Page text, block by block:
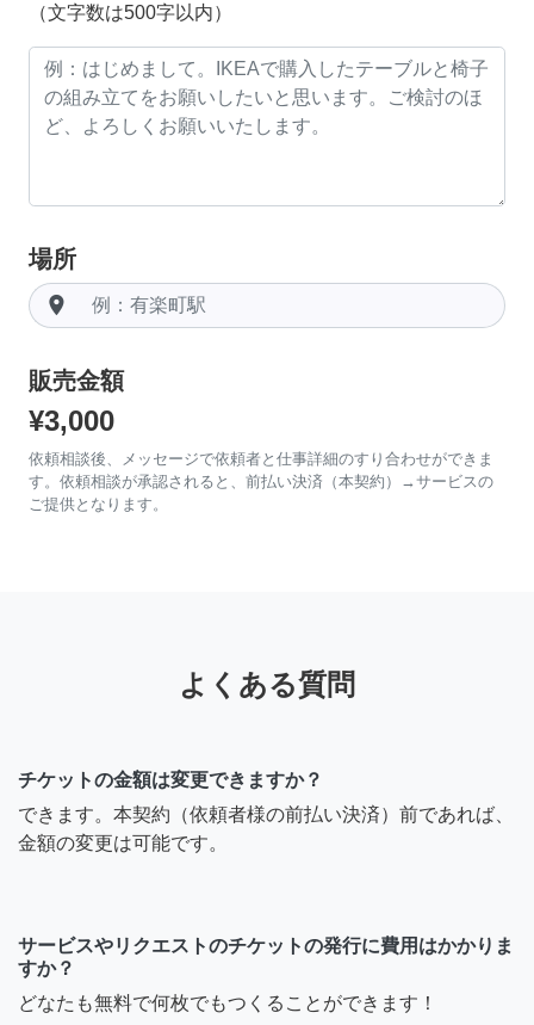
（文字数は500字以内）
場所
room
販売金額
¥3,000
依頼相談後、メッセージで依頼者と仕事詳細のすり合わせができま
す。依頼相談が承認されると、前払い決済（本契約）→サービスの
ご提供となります。
よくある質問
チケットの金額は変更できますか？
できます。本契約（依頼者様の前払い決済）前であれば、
金額の変更は可能です。
サービスやリクエストのチケットの発行に費用はかかりま
すか？
どなたも無料で何枚でもつくることができます！